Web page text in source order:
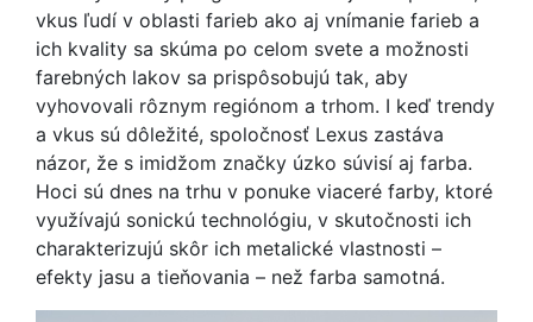
vkus ľudí v oblasti farieb ako aj vnímanie farieb a
ich kvality sa skúma po celom svete a možnosti
farebných lakov sa prispôsobujú tak, aby
vyhovovali rôznym regiónom a trhom. I keď trendy
a vkus sú dôležité, spoločnosť Lexus zastáva
názor, že s imidžom značky úzko súvisí aj farba.
Hoci sú dnes na trhu v ponuke viaceré farby, ktoré
využívajú sonickú technológiu, v skutočnosti ich
charakterizujú skôr ich metalické vlastnosti –
efekty jasu a tieňovania – než farba samotná.